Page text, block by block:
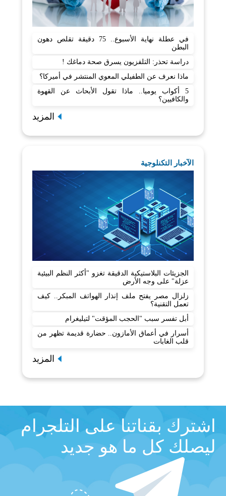
في عطلة نهاية الأسبوع.. 75 دقيقة تقلص دهون
البطن
دراسة تحذر: التلفزيون يسرق صحة دماغك !
ماذا نعرف عن الطفيلي المعوي المنتشر في أميركا؟
5 أكواب يوميا.. ماذا تقول الأبحاث عن القهوة
والكافيين؟
المزيد
الآخبار التكنلوجية
الجزيئات البلاستيكية الدقيقة تغزو "أكثر النظم البيئية
عزلة" على وجه الأرض
زلزال مصر يفتح ملف إنذار الهواتف المبكر.. كيف
تعمل التقنية؟
أبل تفسر سبب "الحجب المؤقت" لتيليغرام
أسرار في أعماق الأمازون.. حضارة قديمة تظهر من
قلب الغابات
المزيد
اشترك بقناتنا على التلجرام
ليصلك كل ما هو جديد